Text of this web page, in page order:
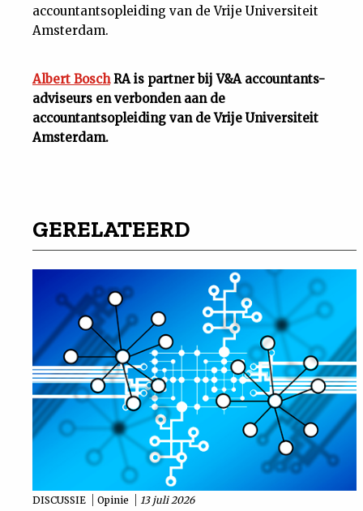
accountantsopleiding van de Vrije Universiteit
Amsterdam.
Albert BoschRA is partner bij V&A accountants-
adviseurs en verbonden aan de
accountantsopleiding van de Vrije Universiteit
Amsterdam.
GERELATEERD
DISCUSSIE Opinie 13 juli 2026